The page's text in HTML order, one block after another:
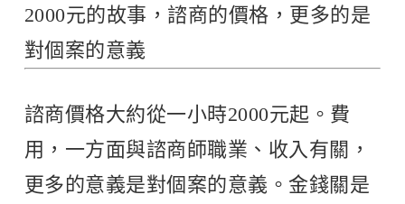
2000元的故事，諮商的價格，更多的是
對個案的意義
諮商價格大約從一小時2000元起。費
用，一方面與諮商師職業、收入有關，
更多的意義是對個案的意義。金錢關是